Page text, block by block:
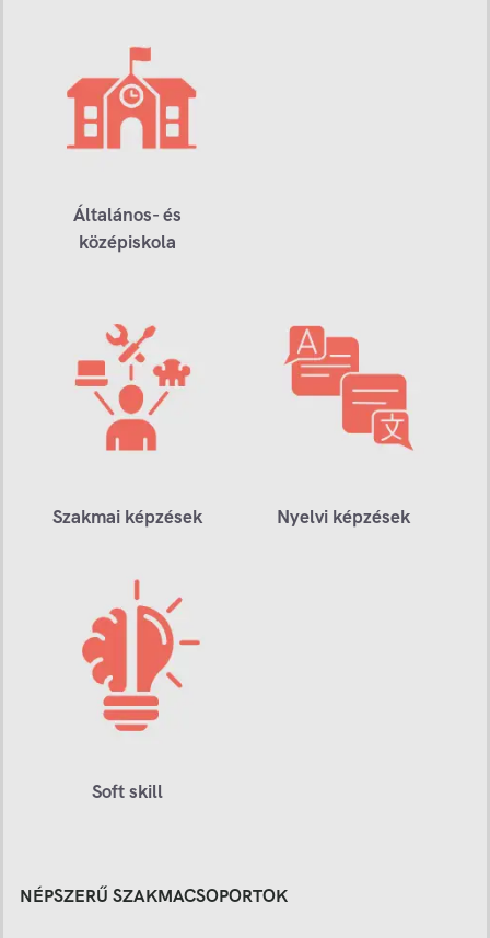
Általános- és
középiskola
Szakmai képzések Nyelvi képzések
Soft skill
NÉPSZERŰ SZAKMACSOPORTOK